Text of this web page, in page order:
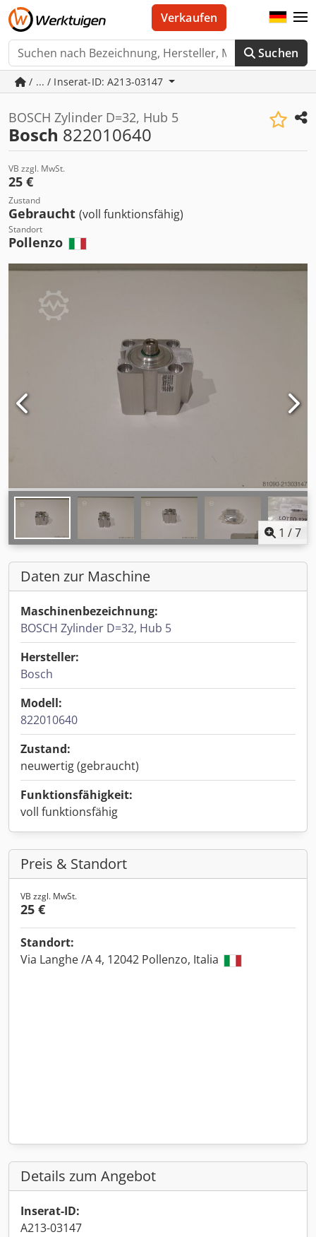
Suchen
Verkaufen
/ ... / Inserat-ID: A213-03147
BOSCH Zylinder D=32, Hub 5
Bosch 822010640
VB zzgl. MwSt.
25 €
Zustand
Gebraucht (voll funktionsfähig)
Standort
Pollenzo
1 /7
Daten zur Maschine
Maschinenbezeichnung:
BOSCH Zylinder D=32, Hub 5
Hersteller:
Bosch
Modell:
822010640
Zustand:
neuwertig (gebraucht)
Funktionsfähigkeit:
voll funktionsfähig
Preis & Standort
VB zzgl. MwSt.
25 €
Standort:
Via Langhe /A 4, 12042 Pollenzo, Italia
Details zum Angebot
Inserat-ID:
A213-03147